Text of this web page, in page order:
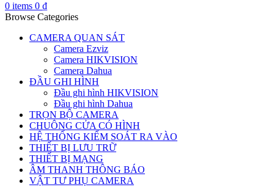
0 items 0 ₫
Browse Categories
CAMERA QUAN SÁT
Camera Ezviz
Camera HIKVISION
Camera Dahua
ĐẦU GHI HÌNH
Đầu ghi hình HIKVISION
Đầu ghi hình Dahua
TRỌN BỘ CAMERA
CHUÔNG CỬA CÓ HÌNH
HỆ THỐNG KIỂM SOÁT RA VÀO
THIẾT BỊ LƯU TRỮ
THIẾT BỊ MẠNG
ÂM THANH THÔNG BÁO
VẬT TƯ PHỤ CAMERA